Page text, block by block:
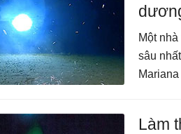
Một
sâu
Làm